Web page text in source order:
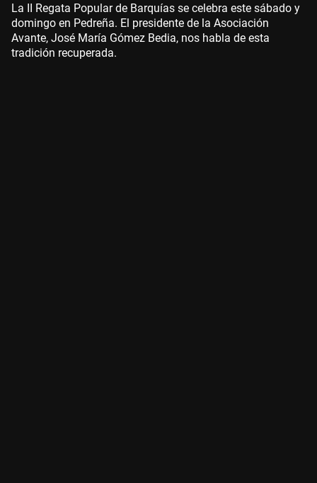
La II Regata Popular de Barquías se celebra este sábado y
domingo en Pedreña. El presidente de la Asociación
Avante, José María Gómez Bedia, nos habla de esta
tradición recuperada.